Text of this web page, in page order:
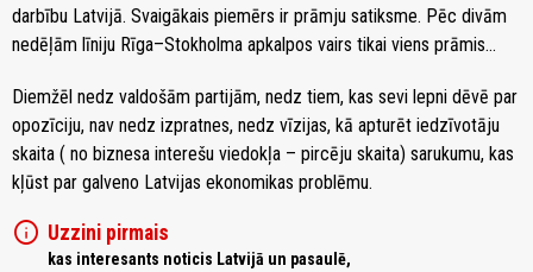
darbību Latvijā. Svaigākais piemērs ir prāmju satiksme. Pēc divām
nedēļām līniju Rīga–Stokholma apkalpos vairs tikai viens prāmis...
Diemžēl nedz valdošām partijām, nedz tiem, kas sevi lepni dēvē par
opozīciju, nav nedz izpratnes, nedz vīzijas, kā apturēt iedzīvotāju
skaita ( no biznesa interešu viedokļa – pircēju skaita) sarukumu, kas
kļūst par galveno Latvijas ekonomikas problēmu.
info Uzzini pirmais
kas interesants noticis Latvijā un pasaulē,